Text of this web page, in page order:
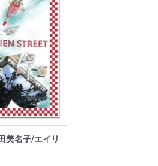
美名子/エイリ